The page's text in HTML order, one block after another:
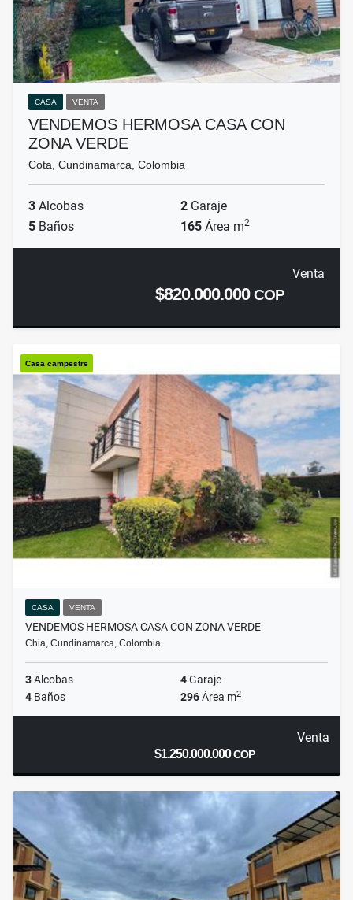
CASA VENTA
VENDEMOS HERMOSA CASA CON
ZONA VERDE
Cota, Cundinamarca, Colombia
3 Alcobas 2 Garaje
5 Baños 165 Área m2
Venta
$820.000.000COP
Casa campestre
CASA VENTA
VENDEMOS HERMOSA CASA CON ZONA VERDE
Chia, Cundinamarca, Colombia
3Alcobas 4Garaje
4 Baños 296Área m2
Venta
$1.250.000.000COP